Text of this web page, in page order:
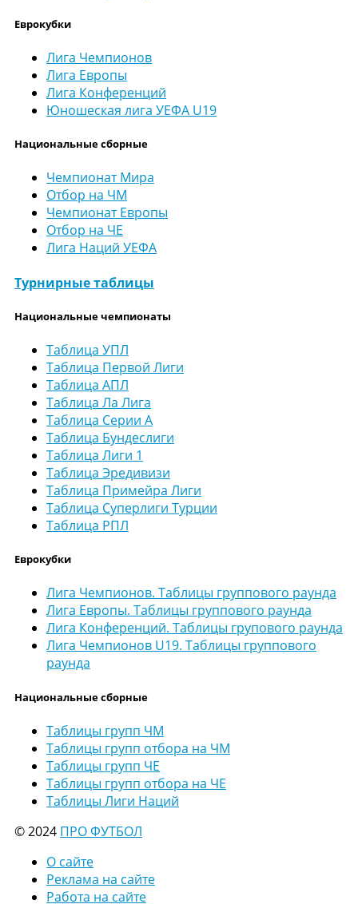
Еврокубки
Лига Чемпионов
Лига Европы
Лига Конференций
Юношеская лига УЕФА U19
Национальные сборные
Чемпионат Мира
Отбор на ЧМ
Чемпионат Европы
Отбор на ЧЕ
Лига Наций УЕФА
Турнирные таблицы
Национальные чемпионаты
Таблица УПЛ
Таблица Первой Лиги
Таблица АПЛ
Таблица Ла Лига
Таблица Серии А
Таблица Бундеслиги
Таблица Лиги 1
Таблица Эредивизи
Таблица Примейра Лиги
Таблица Суперлиги Турции
Таблица РПЛ
Еврокубки
Лига Чемпионов. Таблицы группового раунда
Лига Европы. Таблицы группового раунда
Лига Конференций. Таблицы групового раунда
Лига Чемпионов U19. Таблицы группового
раунда
Национальные сборные
Таблицы групп ЧМ
Таблицы групп отбора на ЧМ
Таблицы групп ЧЕ
Таблицы групп отбора на ЧЕ
Таблицы Лиги Наций
© 2024 ПРО ФУТБОЛ
О сайте
Реклама на сайте
Работа на сайте